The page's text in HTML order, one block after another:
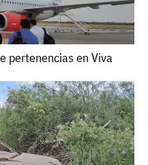
pertenencias en Viva